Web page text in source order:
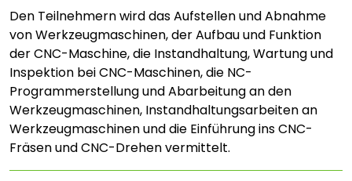
Den Teilnehmern wird das Aufstellen und Abnahme
von Werkzeugmaschinen, der Aufbau und Funktion
der CNC-Maschine, die Instandhaltung, Wartung und
Inspektion bei CNC-Maschinen, die NC-
Programmerstellung und Abarbeitung an den
Werkzeugmaschinen, Instandhaltungsarbeiten an
Werkzeugmaschinen und die Einführung ins CNC-
Fräsen und CNC-Drehen vermittelt.